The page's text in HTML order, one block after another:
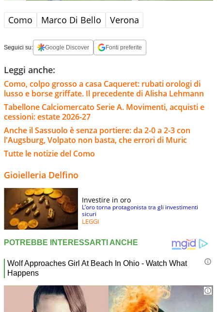
Como Marco Di Bello Verona
Seguici su: Google Discover Fonti preferite
Leggi anche:
Como, colpo grosso a casa Caqueret: rubati orologi di
lusso e borse griffate. Il precedente di Alisha Lehmann
Tabellone Calciomercato Serie A. Movimenti, acquisti e
cessioni: estate 2026-27
Anche il Sassuolo è senza portiere: da 2-0 a 2-3 con
l'Augsburg, Volpato non basta, che errori di Muric
Tutte le notizie del Como
Gioielleria Delfino
Investire in oro
L’oro torna protagonista tra gli investimenti
sicuri
LEGGI